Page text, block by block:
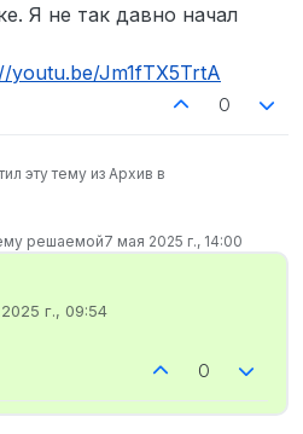
Я не так давно начал
youtu.be/Jm1fTX5TrtA
0
эту тему из Архив в
решаемой7 мая 2025 г., 14:00
г., 09:54
0